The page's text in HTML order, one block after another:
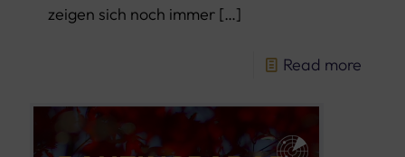
zeigen sich noch immer […]
Read more